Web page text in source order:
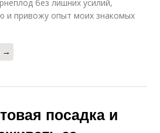
без лишних усилий,
и привожу опыт моих знакомых
→
посадка и